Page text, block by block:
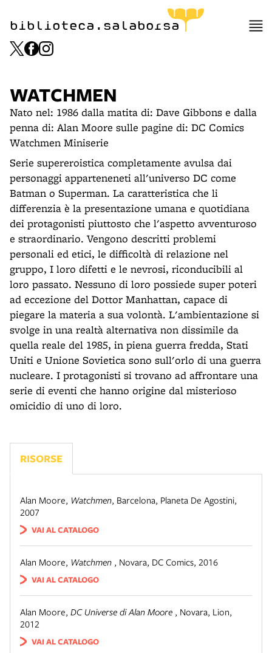
biblioteca.salaborsa
WATCHMEN
Nato nel: 1986 dalla matita di: Dave Gibbons e dalla
penna di: Alan Moore sulle pagine di: DC Comics
Watchmen Miniserie
Serie supereroistica completamente avulsa dai
personaggi apparteneneti all'universo DC come
Batman o Superman. La caratteristica che li
differenzia è la presentazione umana e quotidiana
dei protagonisti piuttosto che l'aspetto avventuroso
e straordinario. Vengono descritti problemi
personali ed etici, le difficoltà di relazione nel
gruppo, I loro difetti e le nevrosi, riconducibili al
loro passato. Nessuno di loro possiede super poteri
ad eccezione del Dottor Manhattan, capace di
piegare la materia a sua volontà. L'ambientazione si
svolge in una realtà alternativa non dissimile da
quella reale del 1985, in piena guerra fredda, Stati
Uniti e Unione Sovietica sono sull'orlo di una guerra
nucleare. I protagonisti si trovano ad affrontare una
serie di eventi che hanno origine dal misterioso
omicidio di uno di loro.
RISORSE
Alan Moore, Watchmen, Barcelona, Planeta De Agostini,
2007
VAI AL CATALOGO
Alan Moore, Watchmen , Novara, DC Comics, 2016
VAI AL CATALOGO
Alan Moore, DC Universe di Alan Moore , Novara, Lion,
2012
VAI AL CATALOGO